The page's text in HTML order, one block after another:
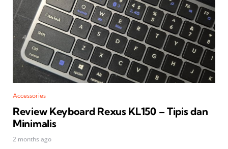
Accessories
Review Keyboard Rexus KL150 – Tipis dan
Minimalis
2 months ago